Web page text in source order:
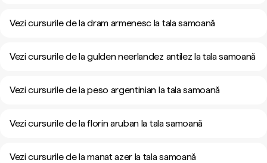
Vezi cursurile de la dram armenesc la tala samoană
Vezi cursurile de la gulden neerlandez antilez la tala samoană
Vezi cursurile de la peso argentinian la tala samoană
Vezi cursurile de la florin aruban la tala samoană
Vezi cursurile de la manat azer la tala samoană